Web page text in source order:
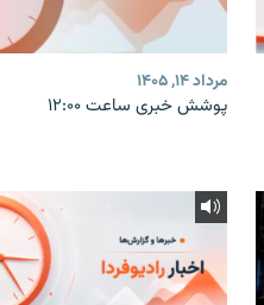
مرداد ۱۴, ۱۴۰۵
پوشش خبری ساعت ۱۲:۰۰